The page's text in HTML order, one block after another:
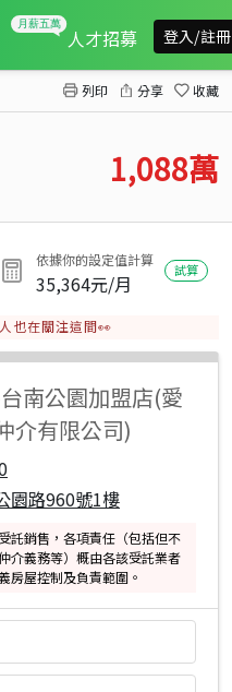
人才招募 登入/註冊
列印 分享 收藏
1,088萬
依據你的設定值計算
35,364元/月
試算
人也在關注這間👀
台南公園加盟店(愛
介有限公司)
園路960號1樓
託銷售，各項責任（包括但不
介義務等）概由各該受託業者
房屋控制及負責範圍。